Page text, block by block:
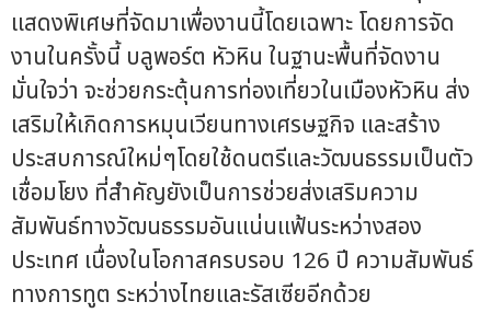
แสดงพิเศษที่จัดมาเพื่องานนี้โดยเฉพาะ โดยการจัด
งานในครั้งนี้ บลูพอร์ต หัวหิน ในฐานะพื้นที่จัดงาน
มั่นใจว่า จะช่วยกระตุ้นการท่องเที่ยวในเมืองหัวหิน ส่ง
เสริมให้เกิดการหมุนเวียนทางเศรษฐกิจ และสร้าง
ประสบการณ์ใหม่ๆโดยใช้ดนตรีและวัฒนธรรมเป็นตัว
เชื่อมโยง ที่สำคัญยังเป็นการช่วยส่งเสริมความ
สัมพันธ์ทางวัฒนธรรมอันแน่นแฟ้นระหว่างสอง
ประเทศ เนื่องในโอกาสครบรอบ 126 ปี ความสัมพันธ์
ทางการทูต ระหว่างไทยและรัสเซียอีกด้วย